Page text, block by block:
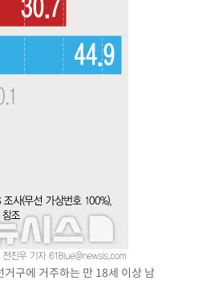
구에 거주하는 만 18세 이상 남